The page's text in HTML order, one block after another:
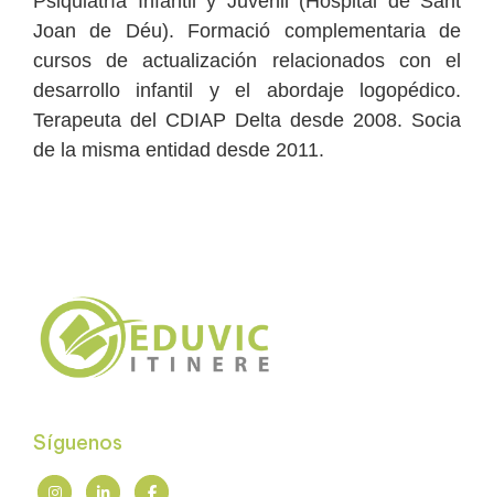
Joan de Déu). Formació complementaria de
cursos de actualización relacionados con el
desarrollo infantil y el abordaje logopédico.
Terapeuta del CDIAP Delta desde 2008. Socia
de la misma entidad desde 2011.
Síguenos